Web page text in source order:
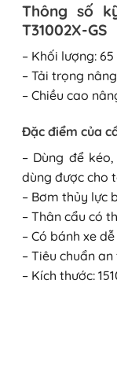
Thông số
T31002X-GS
– Khối lượng: 65
– Tải trọng
– Chiều cao
Đặc điểm của
– Dùng để
dùng được cho
– Bơm thủy lực
– Thân cẩu có
– Có bánh xe
– Tiêu chuẩn
– Kích thước: